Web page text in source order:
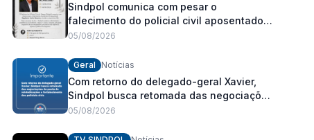
Sindpol comunica com pesar o
falecimento do policial civil aposentado
Dagoberto Carlos Romeiro
05/08/2026
Geral Notícias
Com retorno do delegado-geral Xavier,
Sindpol busca retomada das negociações
da pauta de reivindicações e
05/08/2026